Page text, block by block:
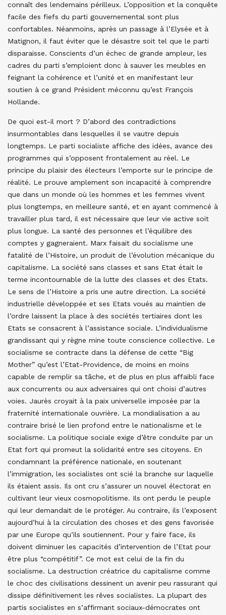
connaît des lendemains périlleux. L’opposition et la conquête
facile des fiefs du parti gouvernemental sont plus
confortables. Néanmoins, après un passage à l’Elysée et à
Matignon, il faut éviter que le désastre soit tel que le parti
disparaisse. Conscients d’un échec de grande ampleur, les
cadres du parti s’emploient donc à sauver les meubles en
feignant la cohérence et l’unité et en manifestant leur
soutien à ce grand Président méconnu qu’est François
Hollande.
De quoi est-il mort ? D’abord des contradictions
insurmontables dans lesquelles il se vautre depuis
longtemps. Le parti socialiste affiche des idées, avance des
programmes qui s’opposent frontalement au réel. Le
principe du plaisir des électeurs l’emporte sur le principe de
réalité. Le prouve amplement son incapacité à comprendre
que dans un monde où les hommes et les femmes vivent
plus longtemps, en meilleure santé, et en ayant commencé à
travailler plus tard, il est nécessaire que leur vie active soit
plus longue. La santé des personnes et l’équilibre des
comptes y gagneraient. Marx faisait du socialisme une
fatalité de l’Histoire, un produit de l’évolution mécanique du
capitalisme. La société sans classes et sans Etat était le
terme incontournable de la lutte des classes et des Etats.
Le sens de l’Histoire a pris une autre direction. La société
industrielle développée et ses Etats voués au maintien de
l’ordre laissent la place à des sociétés tertiaires dont les
Etats se consacrent à l’assistance sociale. L’individualisme
grandissant qui y règne mine toute conscience collective. Le
socialisme se contracte dans la défense de cette “Big
Mother” qu’est l’Etat-Providence, de moins en moins
capable de remplir sa tâche, et de plus en plus affaibli face
aux concurrents ou aux adversaires qui ont choisi d’autres
voies. Jaurès croyait à la paix universelle imposée par la
fraternité internationale ouvrière. La mondialisation a au
contraire brisé le lien profond entre le nationalisme et le
socialisme. La politique sociale exige d’être conduite par un
Etat fort qui promeut la solidarité entre ses citoyens. En
condamnant la préférence nationale, en soutenant
l’immigration, les socialistes ont scié la branche sur laquelle
ils étaient assis. Ils ont cru s’assurer un nouvel électorat en
cultivant leur vieux cosmopolitisme. Ils ont perdu le peuple
qui leur demandait de le protéger. Au contraire, ils l’exposent
aujourd’hui à la circulation des choses et des gens favorisée
par une Europe qu’ils soutiennent. Pour y faire face, ils
doivent diminuer les capacités d’intervention de l’Etat pour
être plus “compétitif”. Ce mot est celui de la fin du
socialisme. La destruction créatrice du capitalisme comme
le choc des civilisations dessinent un avenir peu rassurant qui
dissipe définitivement les rêves socialistes. La plupart des
partis socialistes en s’affirmant sociaux-démocrates ont